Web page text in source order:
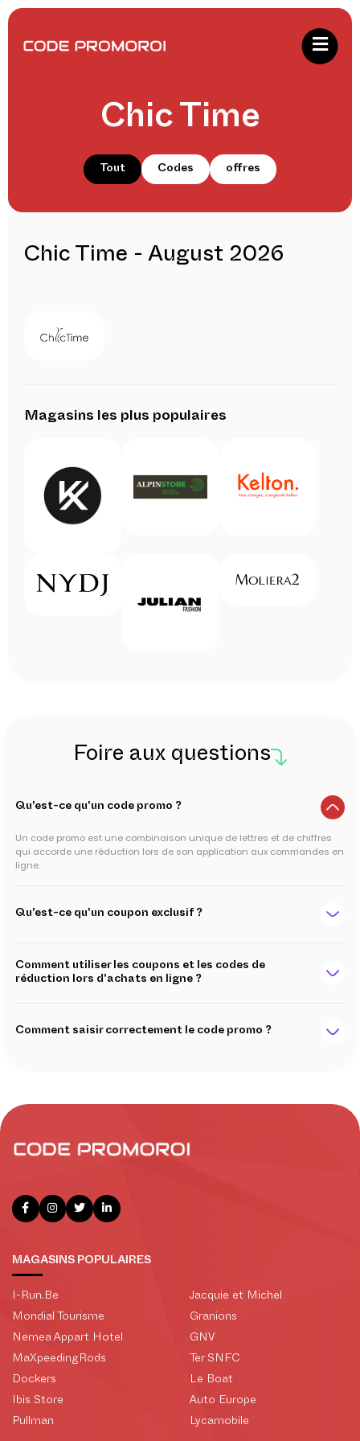
Chic Time
Tout Codes offres
Chic Time - August 2026
Magasins les plus populaires
Foire aux questions
Qu'est-ce qu'un code promo ?
Un code promo est une combinaison unique de lettres et de chiffres
qui accorde une réduction lors de son application aux commandes en
ligne.
Qu'est-ce qu'un coupon exclusif ?
Comment utiliser les coupons et les codes de
réduction lors d'achats en ligne ?
Comment saisir correctement le code promo ?
MAGASINS POPULAIRES
I-Run.Be
Mondial Tourisme
Nemea Appart Hotel
MaXpeedingRods
Dockers
Ibis Store
Pullman
Jacquie et Michel
Granions
GNV
Ter SNFC
Le Boat
Auto Europe
Lycamobile